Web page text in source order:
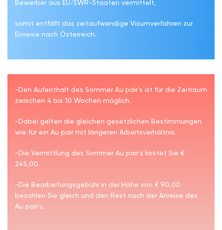
Bewerber aus EU/EWR-Staaten vermittelt,
somit entfällt das zeitaufwendige Visumverfahren zur
Einreise nach Österreich.
-Den Aufenthalt des Sommer Au pair´s ist für die Zeitraum
zwischen 4 bis 10 Wochen möglich.
-Dabei gelten die gleichen gesetzlichen Bestimmungen
wie für ein Au pair mit längeren Arbeitsverhältnis.
-Die Vermittlung des Sommer Au pair´s kostet Sie €
245,00.
-Die Bearbeitungsgebühr in der Höhe von € 90,00
bezahlen Sie gleich und den Rest nach der Anreise des
Au pair´s.